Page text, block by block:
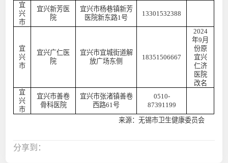
宜
兴
市
宜兴新芳医
院
宜兴市杨巷镇新芳
医院新东路1号
13301532388
宜
兴
市
宜兴广仁医
院
宜兴市宜城街道解
放广场东侧
18351506667
2024
年9月
份原
宜兴
仁济
医院
改名
宜
兴
市
宜兴市善卷
骨科医院
宜兴市张渚镇善卷
西路61号
0510-
87391199
来源：无锡市卫生健康委员会
分享到：